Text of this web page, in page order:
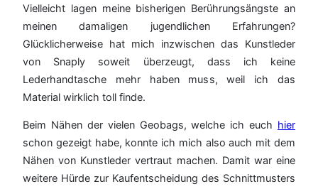
Vielleicht lagen meine bisherigen Berührungsängste an
meinen damaligen jugendlichen Erfahrungen?
Glücklicherweise hat mich inzwischen das Kunstleder
von Snaply soweit überzeugt, dass ich keine
Lederhandtasche mehr haben muss, weil ich das
Material wirklich toll finde.
Beim Nähen der vielen Geobags, welche ich euch hier
schon gezeigt habe, konnte ich mich also auch mit dem
Nähen von Kunstleder vertraut machen. Damit war eine
weitere Hürde zur Kaufentscheidung des Schnittmusters